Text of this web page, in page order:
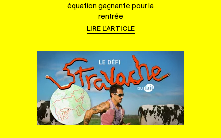
équation gagnante pour la
rentrée
LIRE L'ARTICLE